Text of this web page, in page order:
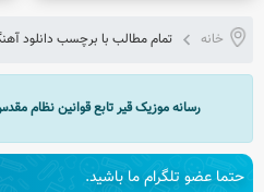
خانه تمام مطالب با برچسب دانلود
رسانه موزیک قیر تابع قوانین نظام
حتما عضو تلگرام ما باشید.